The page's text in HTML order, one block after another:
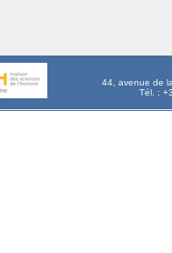
44, avenue de
Tél. :